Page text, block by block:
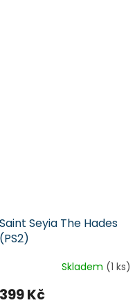
Saint Seyia The Hades
(PS2)
Skladem (1 ks)
399 Kč